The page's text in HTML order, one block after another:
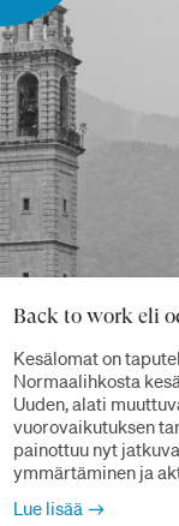
Back to work eli
Kesälomat on
Normaalihkosta
Uuden, alati
vuorovaikutuksen
painottuu nyt
ymmärtäminen ja
Lue lisää